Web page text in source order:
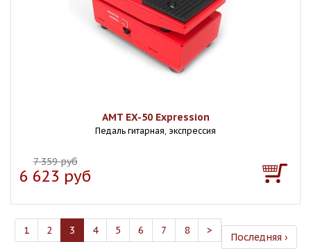
AMT EX-50 Expression
Педаль гитарная, экспрессия
7 359 руб
6 623 руб
1 2 3 4 5 6 7 8 >
Последняя ›